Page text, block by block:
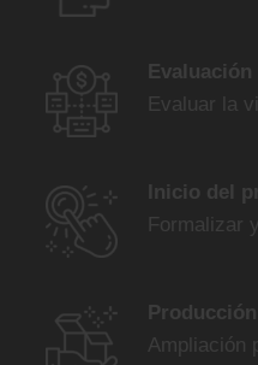
Evaluación
Evaluar la
Inicio del
Formalizar
Ampliación